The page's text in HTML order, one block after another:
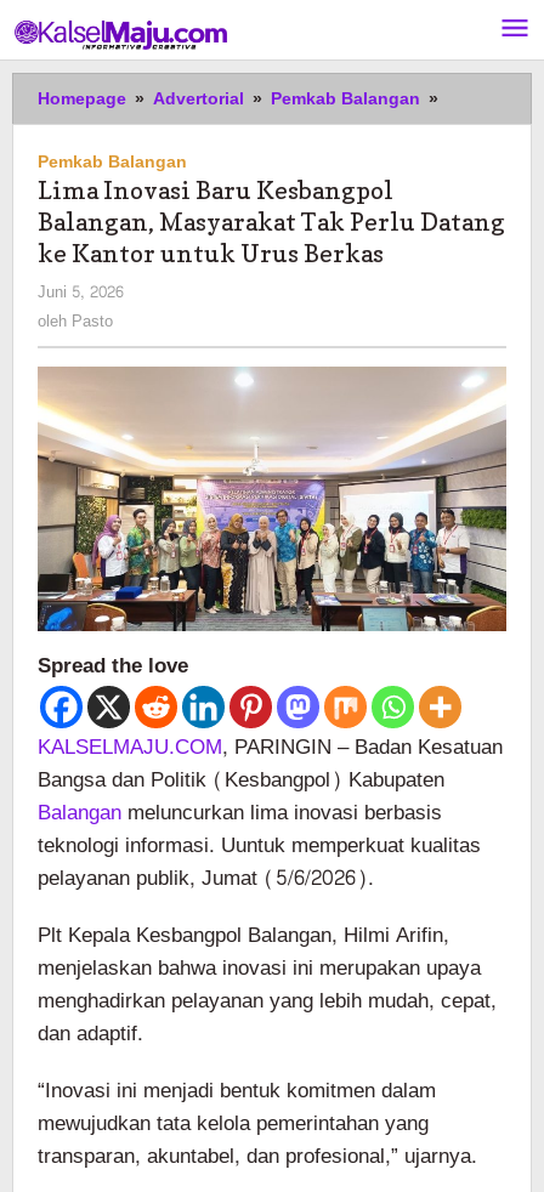
ke
konten
Homepage » Advertorial » Pemkab Balangan »
Inovasi
Masyarakat
Kantor
untuk
Urus
Berkas
Pemkab Balangan
Lima Inovasi Baru Kesbangpol
Balangan, Masyarakat Tak Perlu Datang
ke Kantor untuk Urus Berkas
Juni 5, 2026
oleh Pasto
Spread the love
KALSELMAJU.COM, PARINGIN – Badan Kesatuan
Bangsa dan Politik (Kesbangpol) Kabupaten
Balanganmeluncurkan lima inovasi berbasis
teknologi informasi. Uuntuk memperkuat kualitas
pelayanan publik, Jumat (5/6/2026).
Plt Kepala Kesbangpol Balangan, Hilmi Arifin,
menjelaskan bahwa inovasi ini merupakan upaya
menghadirkan pelayanan yang lebih mudah, cepat,
dan adaptif.
“Inovasi ini menjadi bentuk komitmen dalam
mewujudkan tata kelola pemerintahan yang
transparan, akuntabel, dan profesional,” ujarnya.